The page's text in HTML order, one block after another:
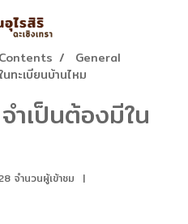
Contents
General
ทะเบียนบ้านไหม
ำเป็นต้องมีใน
จำนวนผู้เข้าชม |